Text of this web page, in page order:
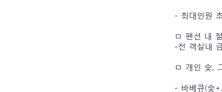
- 최대인원
ㅁ 펜션 내
-전 객실내
ㅁ 개인 숯,
- 바베큐(숯